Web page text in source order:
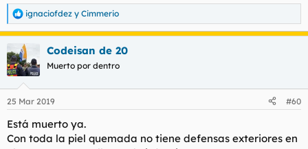
R
e
c
c
i
e
:
ignaciofdez y Cimmerio
Codeisan de 20
Muerto por dentro
25 Mar 2019 #60
Está muerto ya.
Con toda la piel quemada no tiene defensas exteriores en